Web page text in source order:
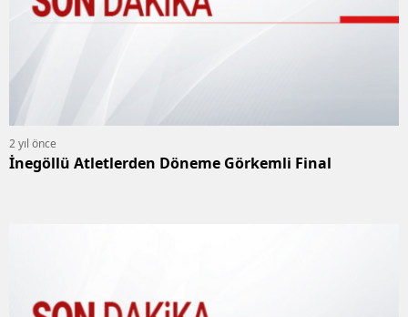
2 yıl önce
İnegöllü Atletlerden Döneme Görkemli Final